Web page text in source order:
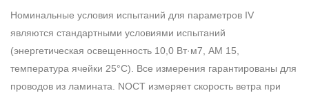
Номинальные условия испытаний для параметров IV
являются стандартными условиями испытаний
(энергетическая освещенность 10,0 Вт·м7, AM 15,
температура ячейки 25°C). Все измерения гарантированы для
проводов из ламината. NOCT измеряет скорость ветра при